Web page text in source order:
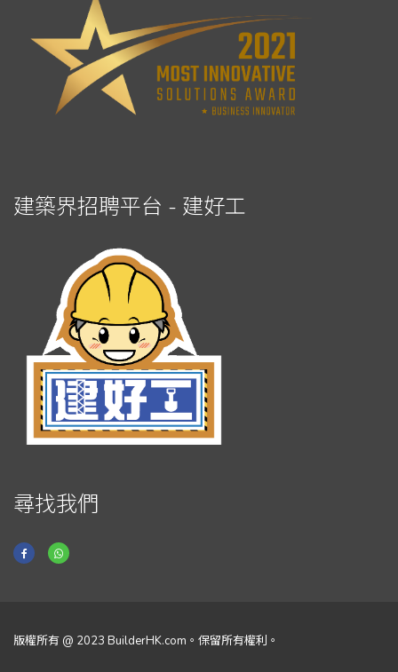
建築界招聘平台 - 建好工
尋找我們
版權所有 @ 2023 BuilderHK.com。保留所有權利。